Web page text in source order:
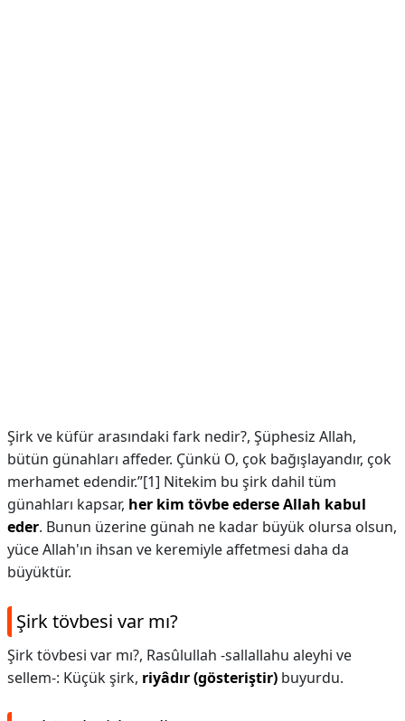
Şirk ve küfür arasındaki fark nedir?, Şüphesiz Allah,
bütün günahları affeder. Çünkü O, çok bağışlayandır, çok
merhamet edendir.”[1] Nitekim bu şirk dahil tüm
günahları kapsar, her kim tövbe ederse Allah kabul
eder. Bunun üzerine günah ne kadar büyük olursa olsun,
yüce Allah'ın ihsan ve keremiyle affetmesi daha da
büyüktür.
Şirk tövbesi var mı?
Şirk tövbesi var mı?, Rasûlullah -sallallahu aleyhi ve
sellem-: Küçük şirk, riyâdır (gösteriştir) buyurdu.